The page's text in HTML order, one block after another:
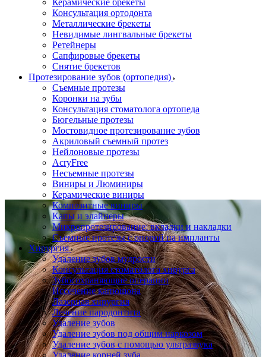
Керамические брекеты
Консультация ортодонта
Металлические брекеты
Невидимые лингвальные брекеты
Ретейнеры
Сапфировые брекеты
Снятие брекетов
Протезирование зубов (ортопедия)
Съемные протезы
Коронки на зубы
Консультация стоматолога ортопеда
Бюгельные протезы
Мостовидное протезирование зубов
Акриловый съемный протез
Нейлоновые протезы
AcryFree
Несъемные протезы
Виниры и Люминиры
Керамические виниры
Композитные виниры
Капы и элайнеры
Микропротезирование: вкладки и накладки
Съемные протезы с опорой на импланты
Хирургия
Удаление зубов мудрости
Консультация стоматолога хирурга
Зубосохраняющие операции
Иссечение капюшона
Лазерная хирургия
Лечение пародонтита
Удаление зубов
Удаление зубов под общим наркозом
Удаление зубов с помощью ультразвука
Удаление корней зуба